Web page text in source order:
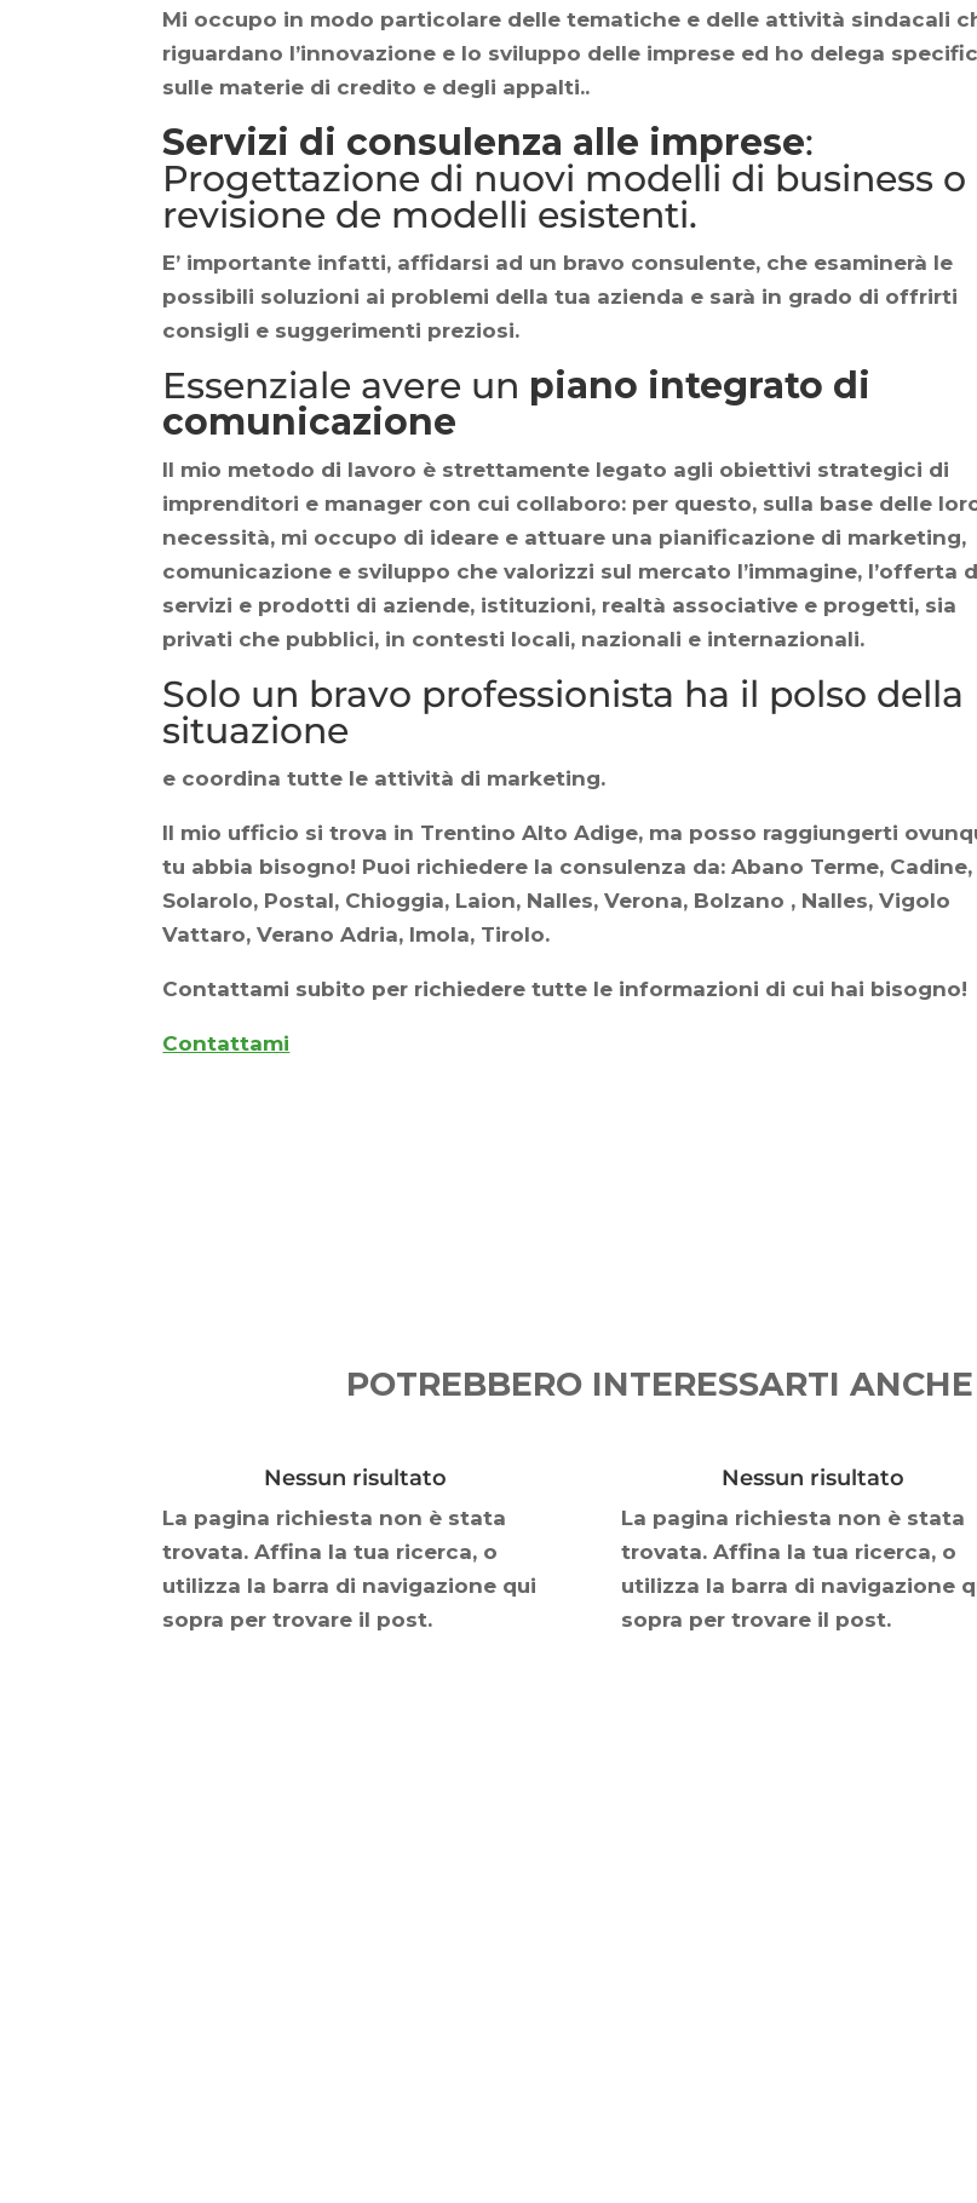
Mi occupo in modo particolare delle tematiche e delle attività sindacali
riguardano l’innovazione e lo sviluppo delle imprese ed ho delega
sulle materie di credito e degli appalti..
Servizi di consulenza alle imprese:
Progettazione di nuovi modelli di business o
revisione de modelli esistenti.
E’ importante infatti, affidarsi ad un bravo consulente, che esaminerà le
possibili soluzioni ai problemi della tua azienda e sarà in grado di offrirti
consigli e suggerimenti preziosi.
Essenziale avere un piano integrato di
comunicazione
Il mio metodo di lavoro è strettamente legato agli obiettivi strategici di
imprenditori e manager con cui collaboro: per questo, sulla base delle
necessità, mi occupo di ideare e attuare una pianificazione di marketing,
comunicazione e sviluppo che valorizzi sul mercato l’immagine, l’offerta
servizi e prodotti di aziende, istituzioni, realtà associative e progetti, sia
privati che pubblici, in contesti locali, nazionali e internazionali.
Solo un bravo professionista ha il polso della
situazione
e coordina tutte le attività di marketing.
Il mio ufficio si trova in Trentino Alto Adige, ma posso raggiungerti
tu abbia bisogno! Puoi richiedere la consulenza da: Abano Terme, Cadine,
Solarolo, Postal, Chioggia, Laion, Nalles, Verona, Bolzano , Nalles, Vigolo
Vattaro, Verano Adria, Imola, Tirolo.
Contattami subito per richiedere tutte le informazioni di cui hai bisogno!
Contattami
POTREBBERO INTERESSARTI
Nessun risultato
La pagina richiesta non è stata
trovata. Affina la tua ricerca, o
utilizza la barra di navigazione qui
sopra per trovare il post.
Nessun risultato
La pagina richiesta non è stata
trovata. Affina la tua ricerca, o
utilizza la barra di navigazione
sopra per trovare il post.